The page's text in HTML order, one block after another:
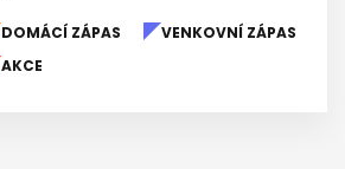
DOMÁCÍ ZÁPAS
VENKOVNÍ ZÁPAS
AKCE